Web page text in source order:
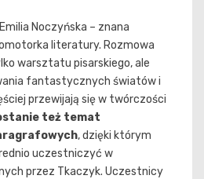
Noczyńska – znana
literatury. Rozmowa
warsztatu pisarskiego, ale
fantastycznych światów i
przewijają się w twórczości
też temat
, dzięki którym
uczestniczyć w
przez Tkaczyk. Uczestnicy